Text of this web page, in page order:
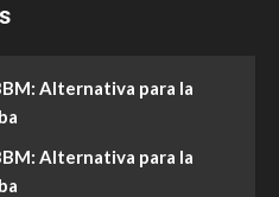
Alternativa para la
Alternativa para la